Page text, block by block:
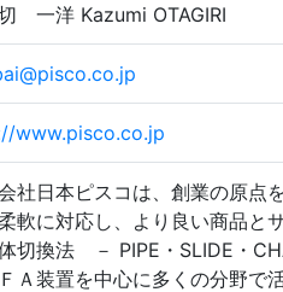
一洋 Kazumi OTAGIRI
www.pisco.co.jp
社日本ピスコは、創業の原点
軟に対応し、より良い商品と
切換法 － PIPE・SLIDE・
Ａ装置を中心に多くの分野で